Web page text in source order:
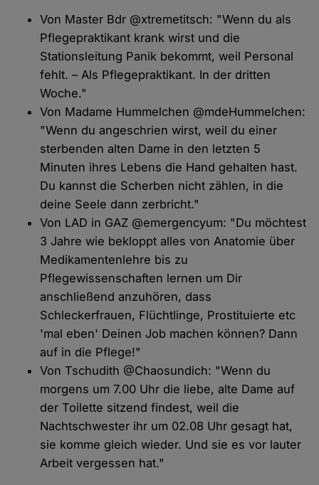
Von Master Bdr @xtremetitsch: "Wenn du als
Pflegepraktikant krank wirst und die
Stationsleitung Panik bekommt, weil Personal
fehlt. – Als Pflegepraktikant. In der dritten
Woche."
Von Madame Hummelchen @mdeHummelchen:
"Wenn du angeschrien wirst, weil du einer
sterbenden alten Dame in den letzten 5
Minuten ihres Lebens die Hand gehalten hast.
Du kannst die Scherben nicht zählen, in die
deine Seele dann zerbricht."
Von LAD in GAZ @emergencyum: "Du möchtest
3 Jahre wie bekloppt alles von Anatomie über
Medikamentenlehre bis zu
Pflegewissenschaften lernen um Dir
anschließend anzuhören, dass
Schleckerfrauen, Flüchtlinge, Prostituierte etc
'mal eben' Deinen Job machen können? Dann
auf in die Pflege!"
Von Tschudith @Chaosundich: "Wenn du
morgens um 7.00 Uhr die liebe, alte Dame auf
der Toilette sitzend findest, weil die
Nachtschwester ihr um 02.08 Uhr gesagt hat,
sie komme gleich wieder. Und sie es vor lauter
Arbeit vergessen hat."